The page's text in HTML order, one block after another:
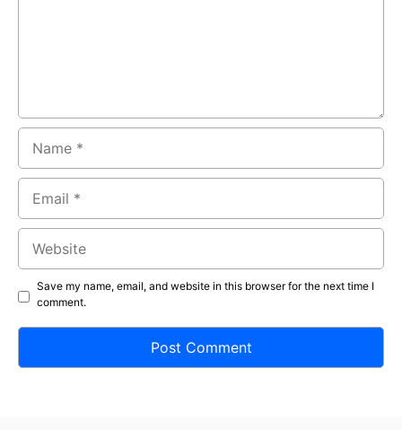
Save my name, email, and website in this browser for the next time I
comment.